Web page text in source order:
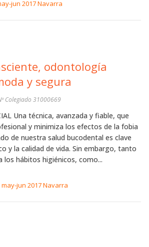
jun 2017 Navarra
odontología
y segura
Colegiado 31000669
Una técnica, avanzada y fiable, que
y minimiza los efectos de la fobia
de nuestra salud bucodental es clave
y la calidad de vida. Sin embargo, tanto
los hábitos higiénicos, como...
may-jun 2017 Navarra